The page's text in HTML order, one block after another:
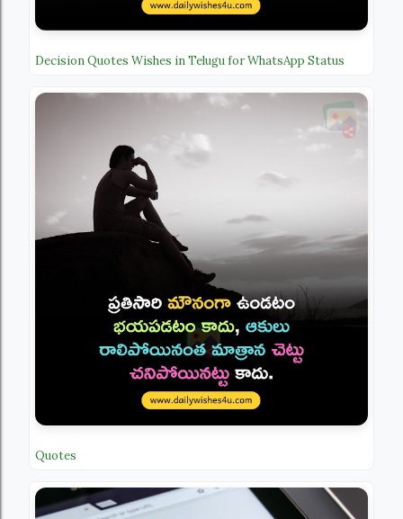
Decision Quotes Wishes in Telugu for WhatsApp Status
Quotes